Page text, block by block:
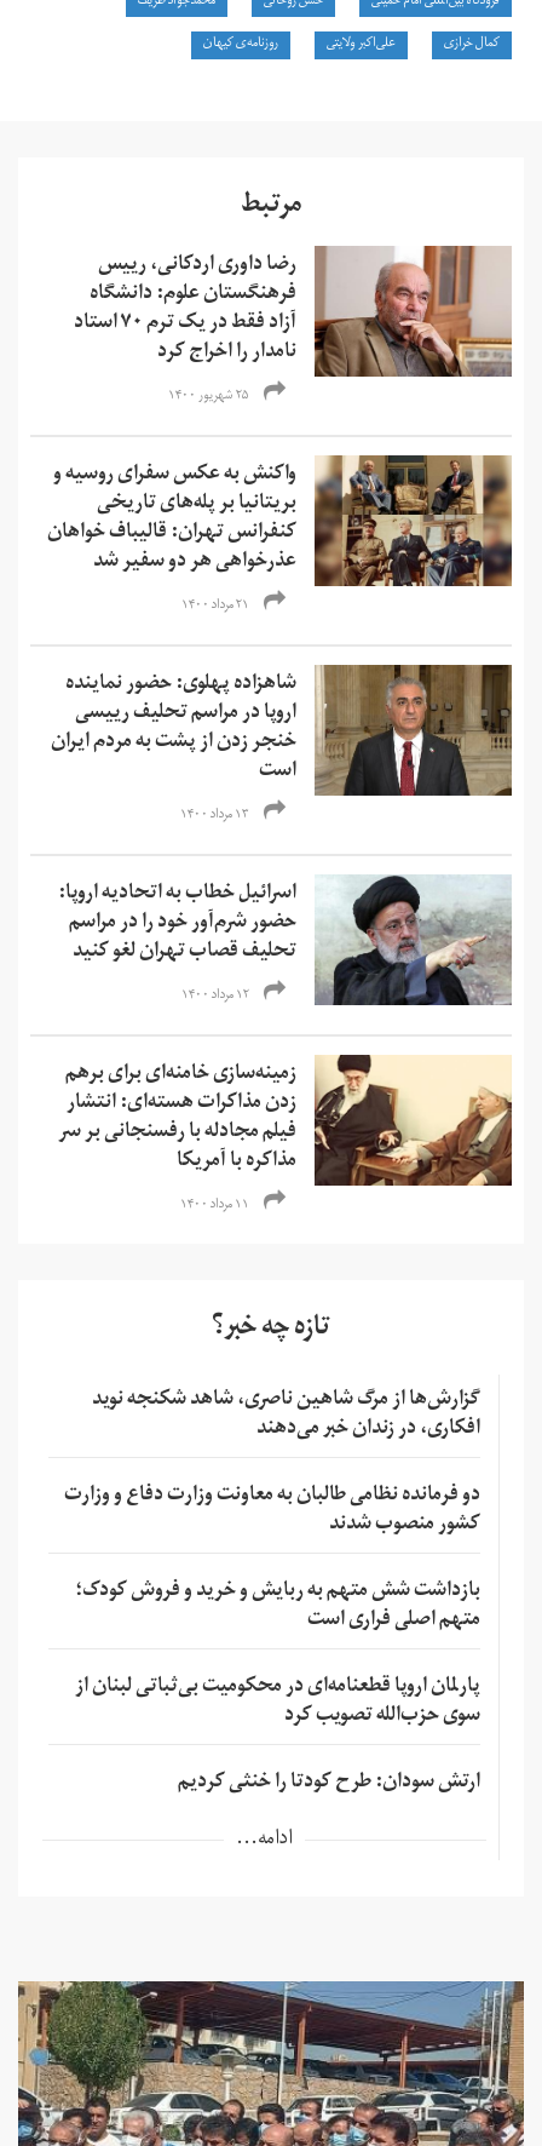
کمال خرازی
علی‌اکبر ولایتی روزنامه‌ی کیهان
مرتبط
رضا داوری اردکانی، رییس
فرهنگستان علوم: دانشگاه
آزاد فقط در یک ترم ۷۰ استاد
نامدار را اخراج کرد
۲۵ شهریور ۱۴۰۰
واکنش‌‌ به عکس سفرای روسیه و
بریتانیا بر پله‌‌های تاریخی
کنفرانس تهران: قالیباف خواهان
عذرخواهی هر دو سفیر شد
۲۱ مرداد ۱۴۰۰
شاهزاده پهلوی: حضور نماینده
اروپا در مراسم تحلیف رییسی
خنجر زدن از پشت به مردم ایران
است
۱۳ مرداد ۱۴۰۰
اسرائیل خطاب به اتحادیه اروپا:
حضور شرم‌آور خود را در مراسم
تحلیف قصاب تهران لغو کنید
۱۲ مرداد ۱۴۰۰
زمینه‌سازی خامنه‌ای برای برهم
زدن مذاکرات هسته‌ای: انتشار
فیلم مجادله با رفسنجانی بر سر
مذاکره با آمریکا
۱۱ مرداد ۱۴۰۰
تازه چه خبر؟
گزارش‌ها از مرگ شاهین ناصری، شاهد شکنجه نوید
افکاری، در زندان خبر می‌دهند
دو فرمانده نظامی طالبان به معاونت وزارت دفاع و وزارت
کشور منصوب شدند
بازداشت شش متهم به ربایش و خرید و فروش کودک؛
متهم اصلی فراری است
پارلمان اروپا قطعنامه‌ای در محکومیت بی‌ثباتی لبنان از
سوی حزب‌الله تصویب کرد
ارتش سودان: طرح کودتا را خنثی کردیم
ادامه...